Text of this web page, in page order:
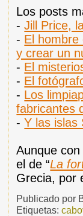
Los posts
-Jill Price,
- El
y crear un
- El
- El
- Los
fabricantes
-Y las islas
Aunque
el de “La
Grecia, por
Publicado por
Etiquetas: